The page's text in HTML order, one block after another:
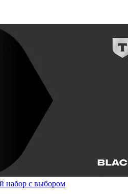
набор с выбором